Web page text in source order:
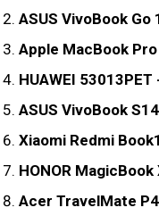
ASUS VivoBook Go
Apple MacBook
HUAWEI 53013PET
ASUS VivoBook
Xiaomi Redmi
HONOR MagicBook
Acer TravelMate